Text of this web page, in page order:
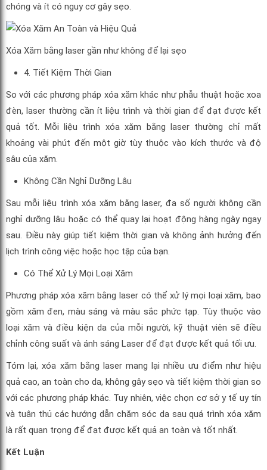
chóng và ít có nguy cơ gây sẹo.
Xóa Xăm bằng laser gần như không để lại sẹo
4. Tiết Kiệm Thời Gian
So với các phương pháp xóa xăm khác như phẫu thuật hoặc xoa
đèn, laser thường cần ít liệu trình và thời gian để đạt được kết
quả tốt. Mỗi liệu trình xóa xăm bằng laser thường chỉ mất
khoảng vài phút đến một giờ tùy thuộc vào kích thước và độ
sâu của xăm.
Không Cần Nghỉ Dưỡng Lâu
Sau mỗi liệu trình xóa xăm bằng laser, đa số người không cần
nghỉ dưỡng lâu hoặc có thể quay lại hoạt động hàng ngày ngay
sau. Điều này giúp tiết kiệm thời gian và không ảnh hưởng đến
lịch trình công việc hoặc học tập của bạn.
Có Thể Xử Lý Mọi Loại Xăm
Phương pháp xóa xăm bằng laser có thể xử lý mọi loại xăm, bao
gồm xăm đen, màu sáng và màu sắc phức tạp. Tùy thuộc vào
loại xăm và điều kiện da của mỗi người, kỹ thuật viên sẽ điều
chỉnh công suất và ánh sáng Laser để đạt được kết quả tối ưu.
Tóm lại, xóa xăm bằng laser mang lại nhiều ưu điểm như hiệu
quả cao, an toàn cho da, không gây sẹo và tiết kiệm thời gian so
với các phương pháp khác. Tuy nhiên, việc chọn cơ sở y tế uy tín
và tuân thủ các hướng dẫn chăm sóc da sau quá trình xóa xăm
là rất quan trọng để đạt được kết quả an toàn và tốt nhất.
Kết Luận